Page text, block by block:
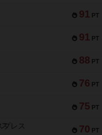
91 PT
91 PT
88 PT
76 PT
75 PT
70 PT
プレス